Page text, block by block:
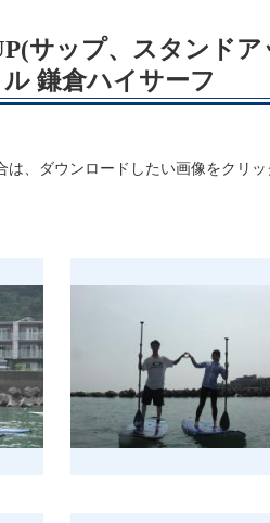
サップ、スタンド
鎌倉ハイサーフ
は、ダウンロードしたい画像をクリ